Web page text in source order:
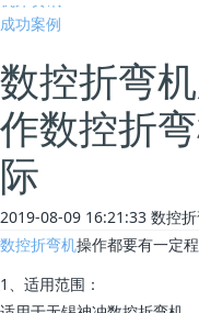
成功案例
数控折弯
作数控折
际
2019-08-09 16:21:33 数控
数控折弯机操作都要有一定
1、适用范围：